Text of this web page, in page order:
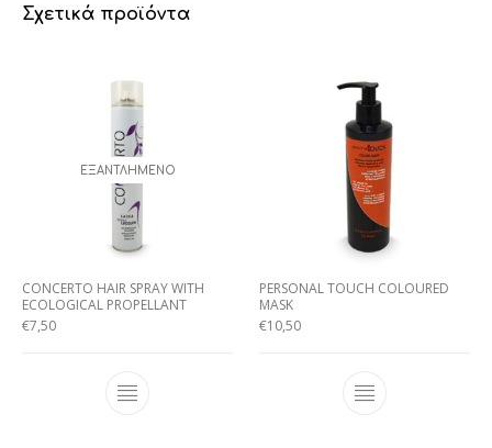
Σχετικά προϊόντα
ΕΞΑΝΤΛΗΜΈΝΟ
CONCERTO HAIR SPRAY WITH
ECOLOGICAL PROPELLANT
€7,50
PERSONAL TOUCH COLOURED
MASK
€10,50